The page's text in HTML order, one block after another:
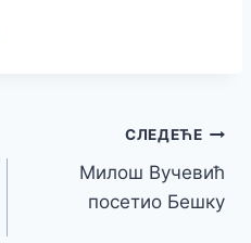
СЛЕДЕЋЕ
Милош Вучевић
посетио Бешку